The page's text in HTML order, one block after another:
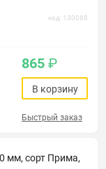
код: 130088
865 ₽
В корзину
Быстрый заказ
мм, сорт Прима,